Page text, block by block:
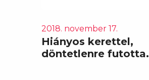
2018. november 17.
Hiányos kerettel,
döntetlenre futotta.